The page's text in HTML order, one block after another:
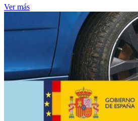
Ver más